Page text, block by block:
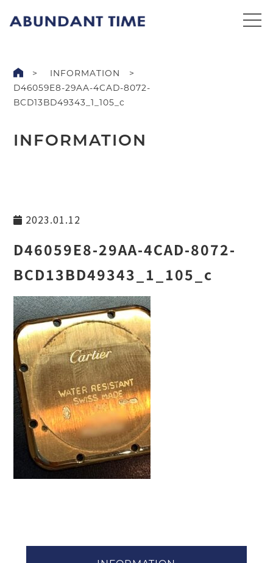
INFORMATION
D46059E8-29AA-4CAD-8072-
BCD13BD49343_1_105_c
INFORMATION
2023.01.12
D46059E8-29AA-4CAD-8072-
BCD13BD49343_1_105_c